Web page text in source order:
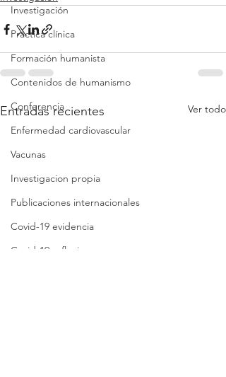
Investigación
Práctica clínica
Formación humanista
Contenidos de humanismo
Conferencia
Enfermedad cardiovascular
Vacunas
Investigacion propia
Publicaciones internacionales
Covid-19 evidencia
Covid-19 reflexiones
Entradas recientes Ver todo